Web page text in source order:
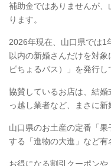
補助金ではありませんが
ります。
2026年現在、山口県では1
以内の新婚さんだけを対
ピちょるパス）」を発行し
協賛しているお店は、結婚
っ越し業者など、まさに新
山口県のお土産の定番「
する「進物の大進」など有
お得になる割引クーポン